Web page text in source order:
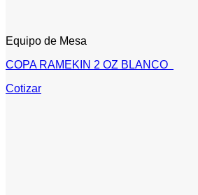
Equipo de Mesa
COPA RAMEKIN 2 OZ BLANCO
Cotizar